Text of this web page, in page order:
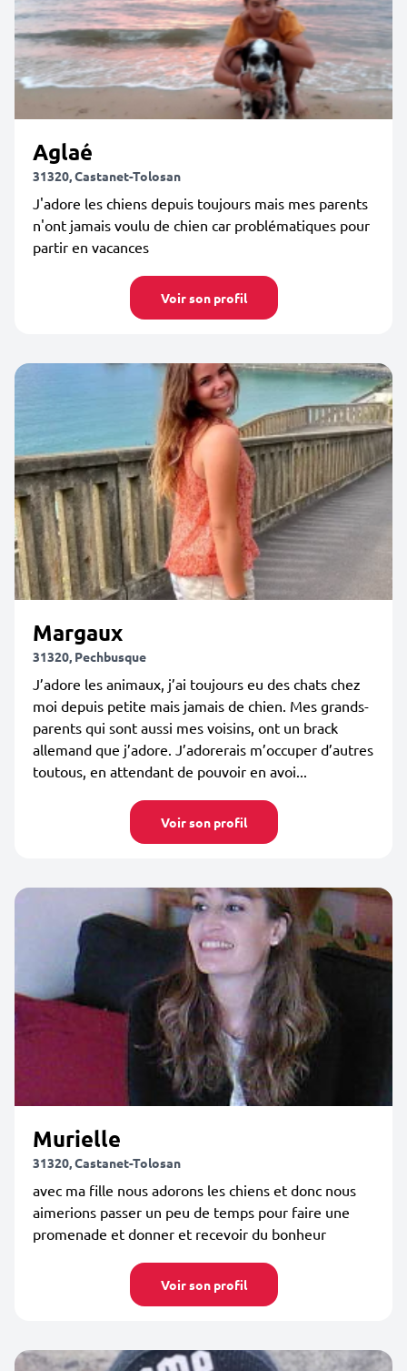
Aglaé
31320, Castanet-Tolosan
J'adore les chiens depuis toujours mais mes parents
n'ont jamais voulu de chien car problématiques pour
partir en vacances
Voir son profil
Margaux
31320, Pechbusque
J’adore les animaux, j’ai toujours eu des chats chez
moi depuis petite mais jamais de chien. Mes grands-
parents qui sont aussi mes voisins, ont un brack
allemand que j’adore. J’adorerais m’occuper d’autres
toutous, en attendant de pouvoir en avoi...
Voir son profil
Murielle
31320, Castanet-Tolosan
avec ma fille nous adorons les chiens et donc nous
aimerions passer un peu de temps pour faire une
promenade et donner et recevoir du bonheur
Voir son profil